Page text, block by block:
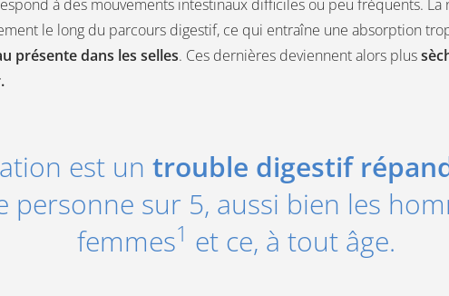
à des mouvements intestinaux difficiles ou peu fréquents.
le long du parcours digestif, ce qui entraîne une absorption
présente dans les selles. Ces dernières deviennent alors plus
est un trouble digestif
personne sur 5, aussi bien les
femmes1 et ce, à tout âge.